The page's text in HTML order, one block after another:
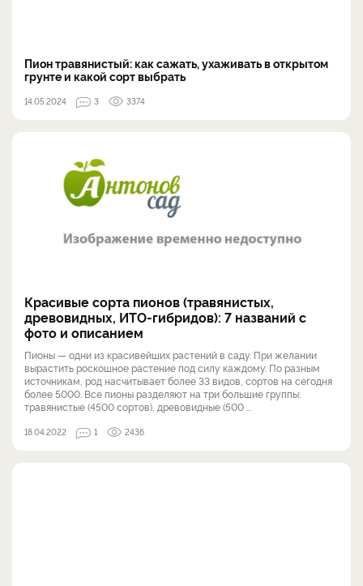
Пион травянистый: как сажать, ухаживать в открытом
грунте и какой сорт выбрать
14.05.2024 3 3374
Красивые сорта пионов (травянистых,
древовидных, ИТО-гибридов): 7 названий с
фото и описанием
Пионы — одни из красивейших растений в саду. При желании
вырастить роскошное растение под силу каждому. По разным
источникам, род насчитывает более 33 видов, сортов на сегодня
более 5000. Все пионы разделяют на три большие группы:
травянистые (4500 сортов), древовидные (500 ...
18.04.2022 1 2436